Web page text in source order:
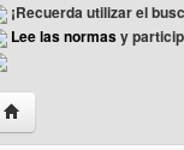
¡Recuerda utilizar el
Lee las normasy
Visitar sitio web del